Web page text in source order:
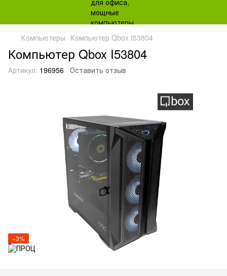
Компьютеры Компьютер Qbox I53804
Компьютер Qbox I53804
Артикул: 196956 Оставить отзыв
−3%